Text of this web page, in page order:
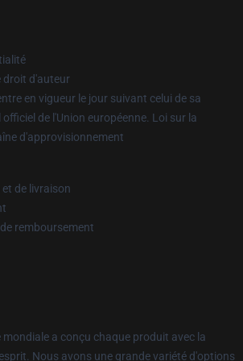
droit d'auteur
en vigueur le jour suivant celui de sa
de l'Union européenne. Loi sur la
d'approvisionnement
de livraison
remboursement
mondiale a conçu chaque produit avec la
Nous avons une grande variété d'options